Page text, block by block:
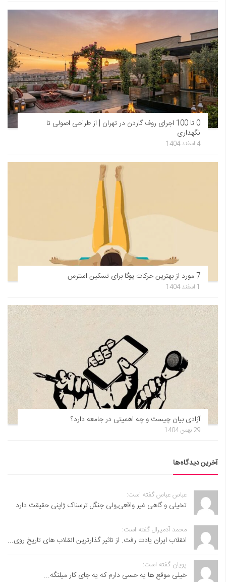
0 تا 100 اجرای روف گاردن در تهران | از طراحی اصولی تا
نگهداری
4 اسفند 1404
7 مورد از بهترین حرکات یوگا برای تسکین استرس
1 اسفند 1404
آزادی بیان چیست و چه اهمیتی در جامعه دارد؟
29 بهمن 1404
آخرین دیدگاه‌ها
عباس عباس گفته است:
تخیلی و گاهی غیر واقعی,ولی جنگل ترسناک ژاپنی حقیقت دارد
محمد آدمیرال گفته است:
انقلاب ایران یادت رفت. از تاثیر گذارترین انقلاب های تاریخ روی...
پویان گفته است:
خیلی موقع ها یه حسی دارم که یه جای کار میلنگه...